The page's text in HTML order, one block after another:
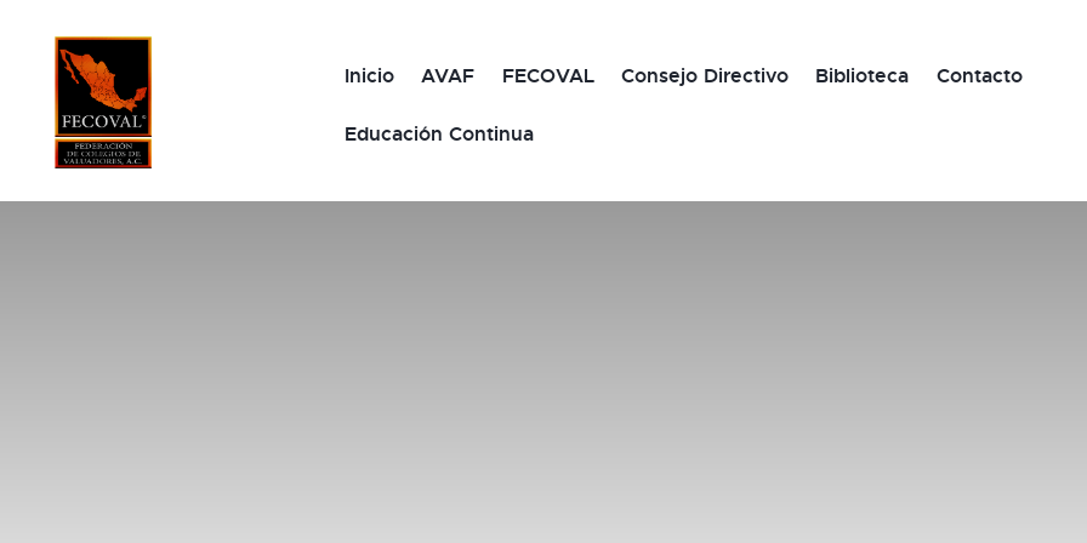
Inicio AVAF FECOVAL Consejo Directivo Biblioteca Contacto
Educación Continua